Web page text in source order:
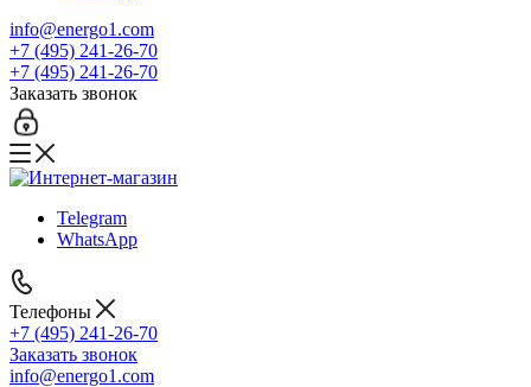
info@energo1.com
+7 (495) 241-26-70
+7 (495) 241-26-70
Заказать звонок
Telegram
WhatsApp
Телефоны
+7 (495) 241-26-70
Заказать звонок
info@energo1.com